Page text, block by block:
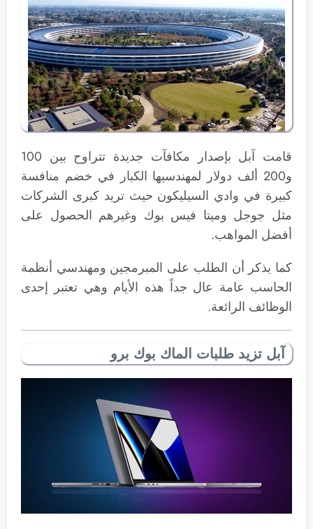
قامت آبل بإصدار مكافآت جديدة تتراوح بين 100
و200 ألف دولار لمهندسيها الكبار في خضم منافسة
كبيرة في وادي السيليكون حيث تريد كبرى الشركات
مثل جوجل وميتا فيس بوك وغيرهم الحصول على
أفضل المواهب.
كما يذكر أن الطلب على المبرمجين ومهندسي أنظمة
الحاسب عامة عال جداً هذه الأيام وهي تعتبر إحدى
الوظائف الرائعة.
آبل تزيد طلبات الماك بوك برو